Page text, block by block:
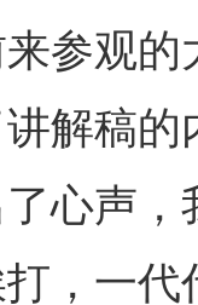
参观
解稿的
心声
，一